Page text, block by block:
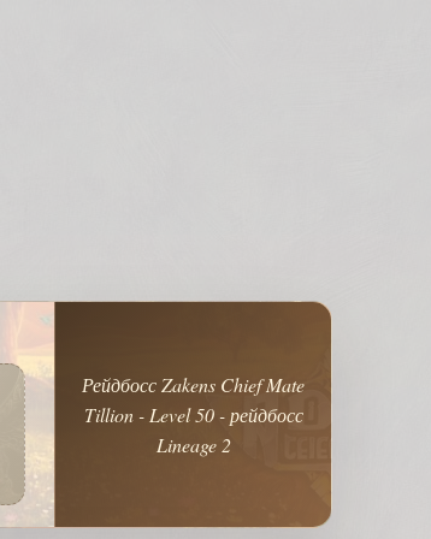
Рейдбосс Zakens Chief Mate
Tillion - Level 50 - рейдбосс
Lineage 2